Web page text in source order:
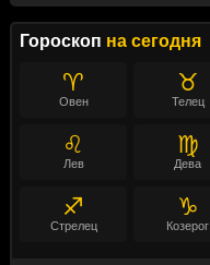
Гороскоп на сегодня
♈
Овен
♉
Телец
♌
Лев
♍
Дева
♐
Стрелец
♑
Козерог